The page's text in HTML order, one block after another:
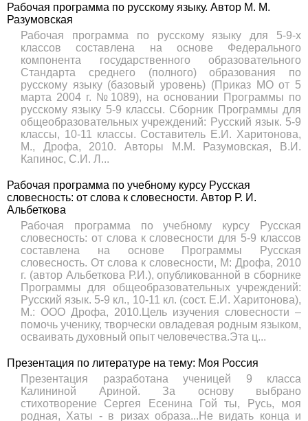
Рабочая программа по русскому языку. Автор М. М.
Разумовская
Рабочая программа по русскому языку для 5-9-х
классов составлена на основе Федерального
компонента государственного образовательного
Стандарта среднего (полного) образования по
русскому языку (базовый уровень) (Приказ МО от 5
марта 2004 г. №1089), на основании Программы по
русскому языку 5-9 классы. Сборник Программы для
общеобразовательных учреждений: Русский язык. 5-9
классы, 10-11 классы. Составитель Е.И. Харитонова,
М., Дрофа, 2010. Авторы М.М. Разумовская, В.И.
Капинос, С.И. Л...
Рабочая программа по учебному курсу Русская
словесность: от слова к словесности. Автор Р. И.
Альбеткова
Рабочая программа по учебному курсу Русская
словесность: от слова к словесности для 5-9 классов
составлена на основе Программы Русская
словесность. От слова к словесности, М: Дрофа, 2010
г. (автор Альбеткова Р.И.), опубликованной в сборнике
Программы для общеобразовательных учреждений:
Русский язык. 5-9 кл., 10-11 кл. (сост. Е.И. Харитонова),
М.: ООО Дрофа, 2010.Цель изучения словесности –
помочь ученику, творчески овладевая родным языком,
осваивать духовный опыт человечества.Эта ц...
Презентация по литературе на тему: Моя Россия
Презентация разработана ученицей 9 класса
Калининой Ариной. За основу выбрано
стихотворение Сергея Есенина Гой ты, Русь, моя
родная, Хаты - в ризах образа...Не видать конца и